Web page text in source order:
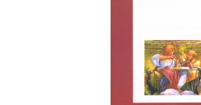
CARRELLO